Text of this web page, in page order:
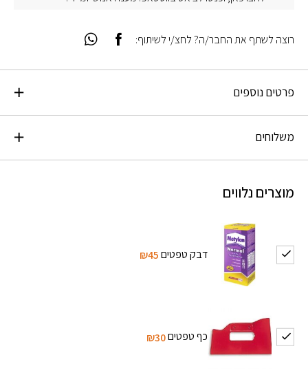
פרטים נוספים
משלוחים
מוצרים נלווים
דבק טפטים₪45
כף טפטים₪30
רוצה לשתף את החבר/ה? לחצ/י לשיתוף: